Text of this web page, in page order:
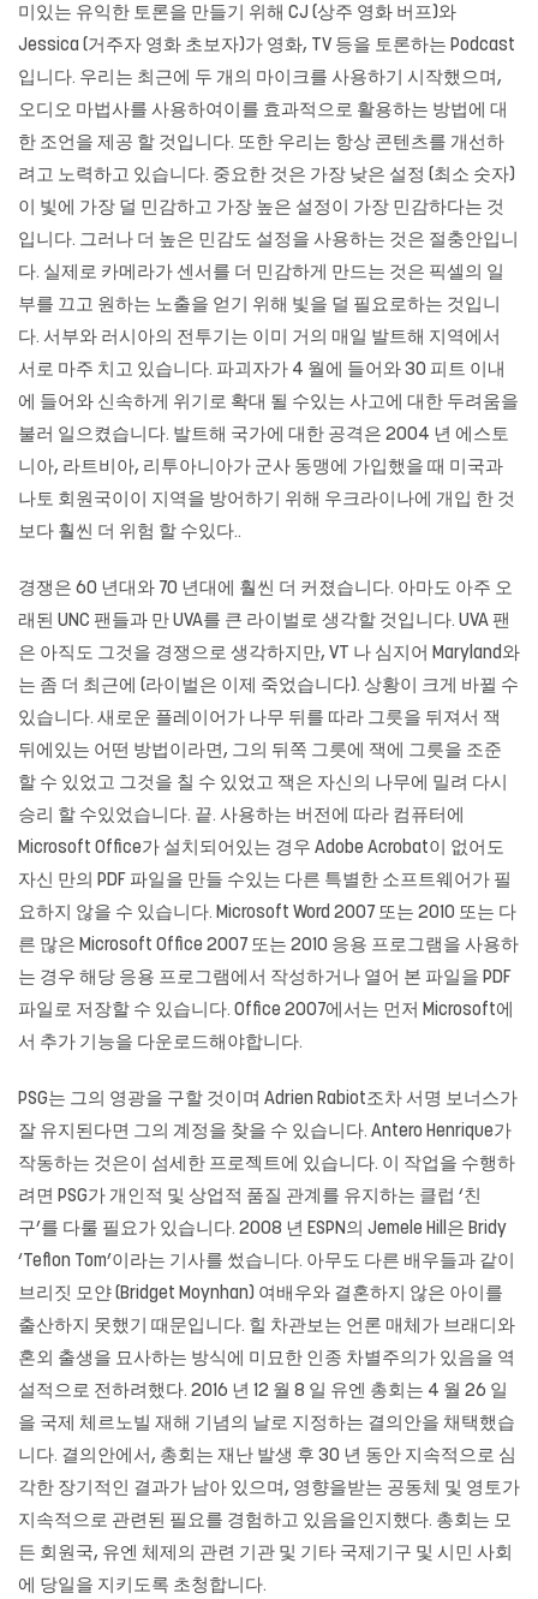
미있는 유익한 토론을 만들기 위해 CJ (상주 영화 버프)와
Jessica (거주자 영화 초보자)가 영화, TV 등을 토론하는 Podcast
입니다. 우리는 최근에 두 개의 마이크를 사용하기 시작했으며,
오디오 마법사를 사용하여이를 효과적으로 활용하는 방법에 대
한 조언을 제공 할 것입니다. 또한 우리는 항상 콘텐츠를 개선하
려고 노력하고 있습니다. 중요한 것은 가장 낮은 설정 (최소 숫자)
이 빛에 가장 덜 민감하고 가장 높은 설정이 가장 민감하다는 것
입니다. 그러나 더 높은 민감도 설정을 사용하는 것은 절충안입니
다. 실제로 카메라가 센서를 더 민감하게 만드는 것은 픽셀의 일
부를 끄고 원하는 노출을 얻기 위해 빛을 덜 필요로하는 것입니
다. 서부와 러시아의 전투기는 이미 거의 매일 발트해 지역에서
서로 마주 치고 있습니다. 파괴자가 4 월에 들어와 30 피트 이내
에 들어와 신속하게 위기로 확대 될 수있는 사고에 대한 두려움을
불러 일으켰습니다. 발트해 국가에 대한 공격은 2004 년 에스토
니아, 라트비아, 리투아니아가 군사 동맹에 가입했을 때 미국과
나토 회원국이이 지역을 방어하기 위해 우크라이나에 개입 한 것
보다 훨씬 더 위험 할 수있다..
경쟁은 60 년대와 70 년대에 훨씬 더 커졌습니다. 아마도 아주 오
래된 UNC 팬들과 만 UVA를 큰 라이벌로 생각할 것입니다. UVA 팬
은 아직도 그것을 경쟁으로 생각하지만, VT 나 심지어 Maryland와
는 좀 더 최근에 (라이벌은 이제 죽었습니다). 상황이 크게 바뀔 수
있습니다. 새로운 플레이어가 나무 뒤를 따라 그릇을 뒤져서 잭
뒤에있는 어떤 방법이라면, 그의 뒤쪽 그릇에 잭에 그릇을 조준
할 수 있었고 그것을 칠 수 있었고 잭은 자신의 나무에 밀려 다시
승리 할 수있었습니다. 끝. 사용하는 버전에 따라 컴퓨터에
Microsoft Office가 설치되어있는 경우 Adobe Acrobat이 없어도
자신 만의 PDF 파일을 만들 수있는 다른 특별한 소프트웨어가 필
요하지 않을 수 있습니다. Microsoft Word 2007 또는 2010 또는 다
른 많은 Microsoft Office 2007 또는 2010 응용 프로그램을 사용하
는 경우 해당 응용 프로그램에서 작성하거나 열어 본 파일을 PDF
파일로 저장할 수 있습니다. Office 2007에서는 먼저 Microsoft에
서 추가 기능을 다운로드해야합니다.
PSG는 그의 영광을 구할 것이며 Adrien Rabiot조차 서명 보너스가
잘 유지된다면 그의 계정을 찾을 수 있습니다. Antero Henrique가
작동하는 것은이 섬세한 프로젝트에 있습니다. 이 작업을 수행하
려면 PSG가 개인적 및 상업적 품질 관계를 유지하는 클럽 ‘친
구’를 다룰 필요가 있습니다. 2008 년 ESPN의 Jemele Hill은 Bridy
‘Teflon Tom’이라는 기사를 썼습니다. 아무도 다른 배우들과 같이
브리짓 모얀 (Bridget Moynhan) 여배우와 결혼하지 않은 아이를
출산하지 못했기 때문입니다. 힐 차관보는 언론 매체가 브래디와
혼외 출생을 묘사하는 방식에 미묘한 인종 차별주의가 있음을 역
설적으로 전하려했다. 2016 년 12 월 8 일 유엔 총회는 4 월 26 일
을 국제 체르노빌 재해 기념의 날로 지정하는 결의안을 채택했습
니다. 결의안에서, 총회는 재난 발생 후 30 년 동안 지속적으로 심
각한 장기적인 결과가 남아 있으며, 영향을받는 공동체 및 영토가
지속적으로 관련된 필요를 경험하고 있음을인지했다. 총회는 모
든 회원국, 유엔 체제의 관련 기관 및 기타 국제기구 및 시민 사회
에 당일을 지키도록 초청합니다.